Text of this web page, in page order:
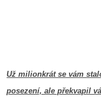
Už milionkrát se vám
posezení, ale překvapil